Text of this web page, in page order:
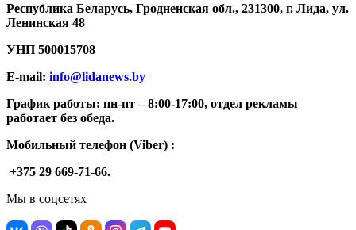
Республика Беларусь, Гродненская обл., 231300, г. Лида, ул.
Ленинская 48
УНП 500015708
E-mail: info@lidanews.by
График работы: пн-пт –8:00-17:00, отдел рекламы
работает без обеда.
Мобильный телефон (Viber) :
+375 29 669-71-66.
Мы в соцсетях